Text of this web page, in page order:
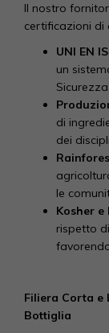
Il nostro
certificazioni di
UNI EN
un
di
dei
le
Kosher e
rispetto
Filiera Corta e
Bottiglia